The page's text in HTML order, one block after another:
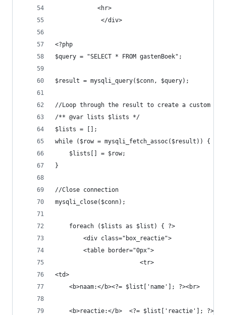
            <hr>
             </div>
<?php
$query = "SELECT * FROM gastenBoek";
$result = mysqli_query($conn, $query);
//Loop through the result to create a custom
/** @var lists $lists */
$lists = [];
while ($row = mysqli_fetch_assoc($result)) {
    $lists[] = $row;
}
//Close connection
mysqli_close($conn);
    foreach ($lists as $list) { ?>
        <div class="box_reactie">
        <table border="0px">
                        <tr>
<td>
    <b>naam:</b><?= $list['name']; ?><br>
<b>reactie:</b>  <?= $list['reactie'];